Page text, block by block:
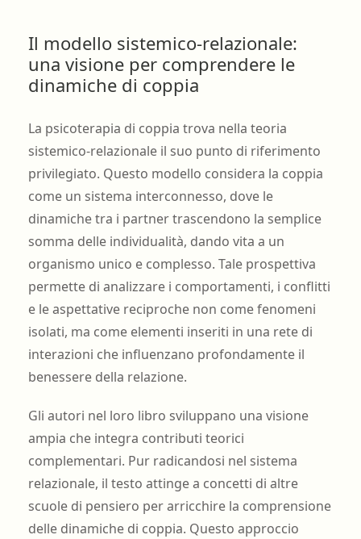
Il modello sistemico-relazionale:
una visione per comprendere le
dinamiche di coppia
La psicoterapia di coppia trova nella teoria
sistemico-relazionale il suo punto di riferimento
privilegiato. Questo modello considera la coppia
come un sistema interconnesso, dove le
dinamiche tra i partner trascendono la semplice
somma delle individualità, dando vita a un
organismo unico e complesso. Tale prospettiva
permette di analizzare i comportamenti, i conflitti
e le aspettative reciproche non come fenomeni
isolati, ma come elementi inseriti in una rete di
interazioni che influenzano profondamente il
benessere della relazione.
Gli autori nel loro libro sviluppano una visione
ampia che integra contributi teorici
complementari. Pur radicandosi nel sistema
relazionale, il testo attinge a concetti di altre
scuole di pensiero per arricchire la comprensione
delle dinamiche di coppia. Questo approccio